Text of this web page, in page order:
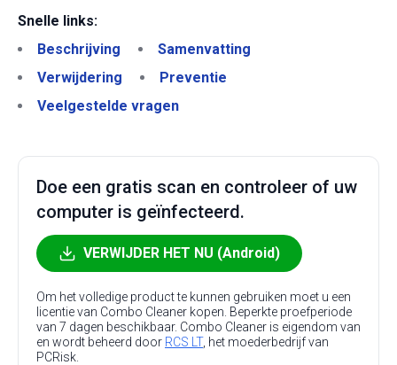
Snelle links:
Beschrijving
Samenvatting
Verwijdering
Preventie
Veelgestelde vragen
Doe een gratis scan en controleer of uw
computer is geïnfecteerd.
VERWIJDER HET NU (Android)
Om het volledige product te kunnen gebruiken moet u een
licentie van Combo Cleaner kopen. Beperkte proefperiode
van 7 dagen beschikbaar. Combo Cleaner is eigendom van
en wordt beheerd door RCS LT, het moederbedrijf van
PCRisk.